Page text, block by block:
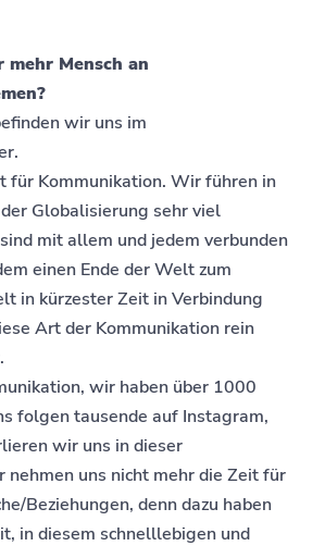
Mensch an
wir uns im
für Kommunikation. Wir führen in
Globalisierung sehr viel
mit allem und jedem verbunden
einen Ende der Welt zum
in kürzester Zeit in Verbindung
Art der Kommunikation rein
wir haben über 1000
folgen tausende auf Instagram,
wir uns in dieser
nehmen uns nicht mehr die Zeit für
Beziehungen, denn dazu haben
in diesem schnelllebigen und